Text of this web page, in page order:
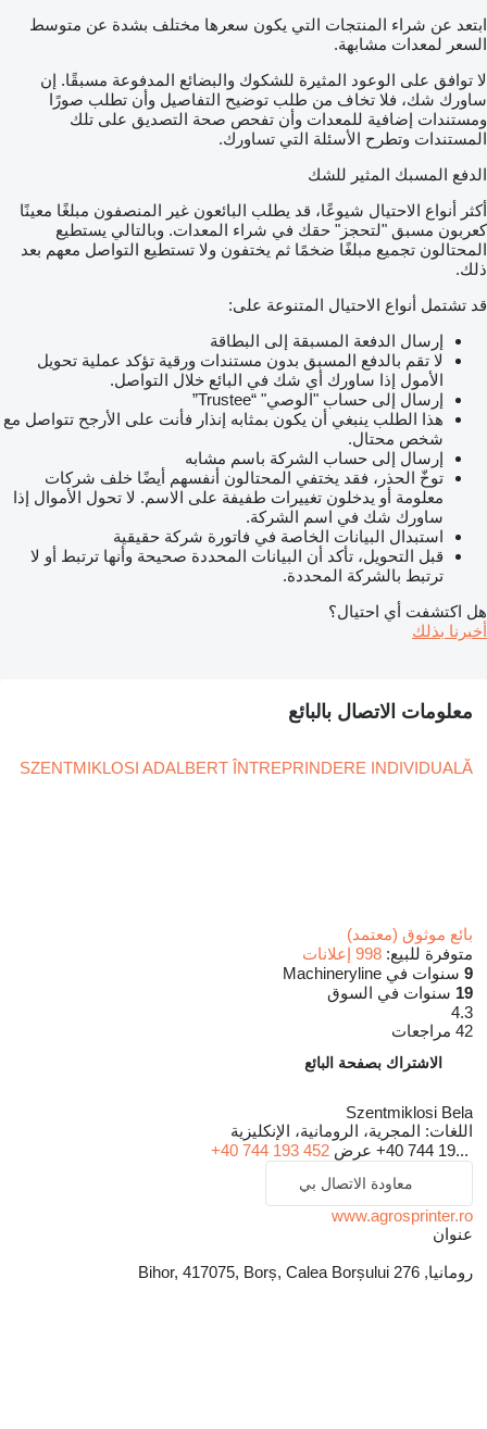
ابتعد عن شراء المنتجات التي يكون سعرها مختلف بشدة عن متوسط
السعر لمعدات مشابهة.
لا توافق على الوعود المثيرة للشكوك والبضائع المدفوعة مسبقًا. إن
ساورك شك، فلا تخاف من طلب توضيح التفاصيل وأن تطلب صورًا
ومستندات إضافية للمعدات وأن تفحص صحة التصديق على تلك
المستندات وتطرح الأسئلة التي تساورك.
الدفع المسبك المثير للشك
أكثر أنواع الاحتيال شيوعًا، قد يطلب البائعون غير المنصفون مبلغًا معينًا
كعربون مسبق "لتحجز" حقك في شراء المعدات. وبالتالي يستطيع
المحتالون تجميع مبلغًا ضخمًا ثم يختفون ولا تستطيع التواصل معهم بعد
ذلك.
قد تشتمل أنواع الاحتيال المتنوعة على:
إرسال الدفعة المسبقة إلى البطاقة
لا تقم بالدفع المسبق بدون مستندات ورقية تؤكد عملية تحويل
الأمول إذا ساورك أي شك في البائع خلال التواصل.
إرسال إلى حساب "الوصي" “Trustee”
هذا الطلب ينبغي أن يكون بمثابه إنذار فأنت على الأرجح تتواصل مع
شخص محتال.
إرسال إلى حساب الشركة باسم مشابه
توخّ الحذر، فقد يختفي المحتالون أنفسهم أيضًا خلف شركات
معلومة أو يدخلون تغييرات طفيفة على الاسم. لا تحول الأموال إذا
ساورك شك في اسم الشركة.
استبدال البيانات الخاصة في فاتورة شركة حقيقية
قبل التحويل، تأكد أن البيانات المحددة صحيحة وأنها ترتبط أو لا
ترتبط بالشركة المحددة.
هل اكتشفت أي احتيال؟
أخبرنا بذلك
معلومات الاتصال بالبائع
SZENTMIKLOSI ADALBERT ÎNTREPRINDERE INDIVIDUALĂ
بائع موثوق (معتمد)
متوفرة للبيع: 998 إعلانات
9 سنوات في Machineryline
19 سنوات في السوق
4.3
42 مراجعات
الاشتراك بصفحة البائع
Szentmiklosi Bela
اللغات: المجرية، الرومانية، الإنكليزية
+40 744 19... عرض +40 744 193 452
معاودة الاتصال بي
www.agrosprinter.ro
عنوان
رومانيا, Bihor, 417075, Borș, Calea Borșului 276